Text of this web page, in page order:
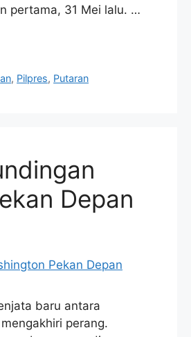
pertama, 31 Mei lalu. …
, Pilpres, Putaran
Depan
baru antara
perang.